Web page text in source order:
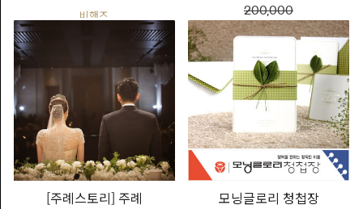
연
주/
축
가/
이
벤
트
기
비핸즈
200,000
주례스토리
[주례스토리] 주례 모닝글로리 청첩장